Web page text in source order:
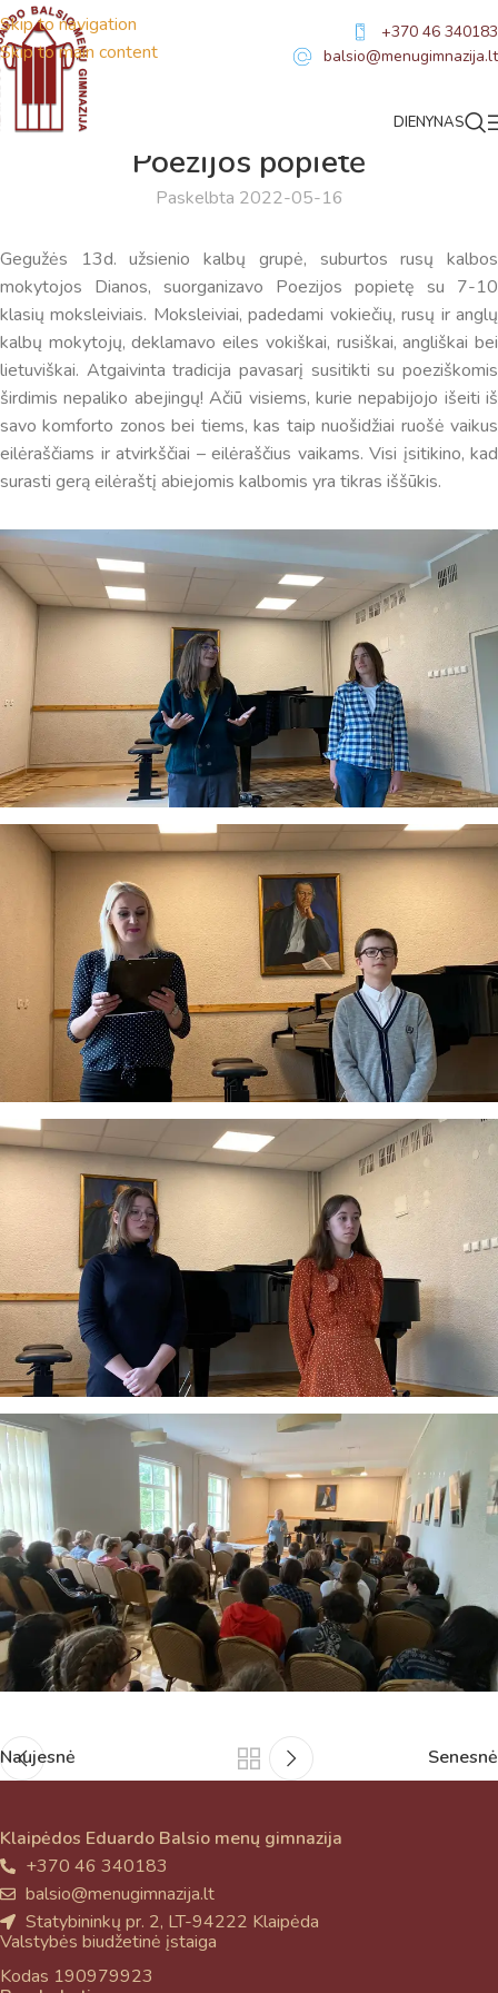
Skip to navigation
Skip to main content
+370 46 340183
balsio@menugimnazija.lt
DIENYNAS
Poezijos popietė
Paskelbta 2022-05-16
Gegužės 13d. užsienio kalbų grupė, suburtos rusų kalbos
mokytojos Dianos, suorganizavo Poezijos popietę su 7-10
klasių moksleiviais. Moksleiviai, padedami vokiečių, rusų ir anglų
kalbų mokytojų, deklamavo eiles vokiškai, rusiškai, angliškai bei
lietuviškai. Atgaivinta tradicija pavasarį susitikti su poeziškomis
širdimis nepaliko abejingų! Ačiū visiems, kurie nepabijojo išeiti iš
savo komforto zonos bei tiems, kas taip nuošidžiai ruošė vaikus
eilėraščiams ir atvirkščiai – eilėraščius vaikams. Visi įsitikino, kad
surasti gerą eilėraštį abiejomis kalbomis yra tikras iššūkis.
Naujesnė Senesnė
Klaipėdos Eduardo Balsio menų gimnazija
+370 46 340183
balsio@menugimnazija.lt
Statybininkų pr. 2, LT-94222 Klaipėda
Valstybės biudžetinė įstaiga
Kodas 190979923
Sveiki! Taip, aš esu virtualus. Tačiau dirbtinis intelektas
suteikia man galimybę ne tik analizuoti Jūsų klausimą, bet
dar tobulai atsimenu visą šioje svetainėje pateiktą
informaciją. Jei visgi man pritrūks išmanumo - pateiksiu
Jums reikiamus kontaktus, kur galėsite pasiklausti
atsakingo specialisto.
Taigi... kuo galėčiau Jums padėti?